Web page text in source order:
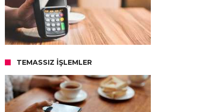
TEMASSIZ İŞLEMLER